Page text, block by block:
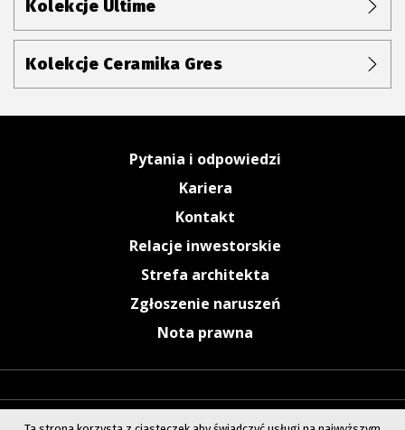
Kolekcje Ultime
Kolekcje Ceramika Gres
Pytania i odpowiedzi
Kariera
Kontakt
Relacje inwestorskie
Strefa architekta
Zgłoszenie naruszeń
Nota prawna